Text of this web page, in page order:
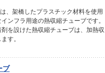
、架橋したプラスチック材料を使用
ンフラ用途の熱収縮チューブです。
を設けた熱収縮チューブは、加熱収
す。
ブ